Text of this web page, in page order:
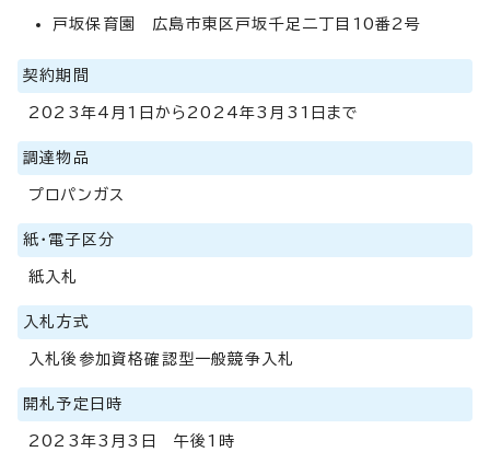
戸坂保育園 広島市東区戸坂千足二丁目10番2号
契約期間
2023年4月1日から2024年3月31日まで
調達物品
プロパンガス
紙・電子区分
紙入札
入札方式
入札後参加資格確認型一般競争入札
開札予定日時
2023年3月3日 午後1時